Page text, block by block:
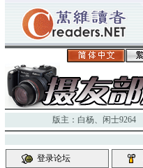
版主： 白杨、 闲士9264
登录论坛